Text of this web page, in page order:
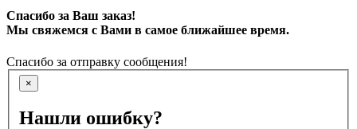
Спасибо за Ваш заказ!
Мы свяжемся с Вами в самое ближайшее время.
Спасибо за отправку сообщения!
×
Нашли ошибку?